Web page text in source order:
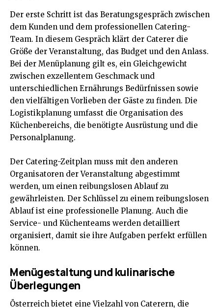
Der erste Schritt ist das Beratungsgespräch zwischen
dem Kunden und dem professionellen Catering-
Team. In diesem Gespräch klärt der Caterer die
Größe der Veranstaltung, das Budget und den Anlass.
Bei der Menüplanung gilt es, ein Gleichgewicht
zwischen exzellentem Geschmack und
unterschiedlichen Ernährungs Bedürfnissen sowie
den vielfältigen Vorlieben der Gäste zu finden. Die
Logistikplanung umfasst die Organisation des
Küchenbereichs, die benötigte Ausrüstung und die
Personalplanung.
Der Catering-Zeitplan muss mit den anderen
Organisatoren der Veranstaltung abgestimmt
werden, um einen reibungslosen Ablauf zu
gewährleisten. Der Schlüssel zu einem reibungslosen
Ablauf ist eine professionelle Planung. Auch die
Service- und Küchenteams werden detailliert
organisiert, damit sie ihre Aufgaben perfekt erfüllen
können.
Menügestaltung und kulinarische
Überlegungen
Österreich bietet eine Vielzahl von Caterern, die